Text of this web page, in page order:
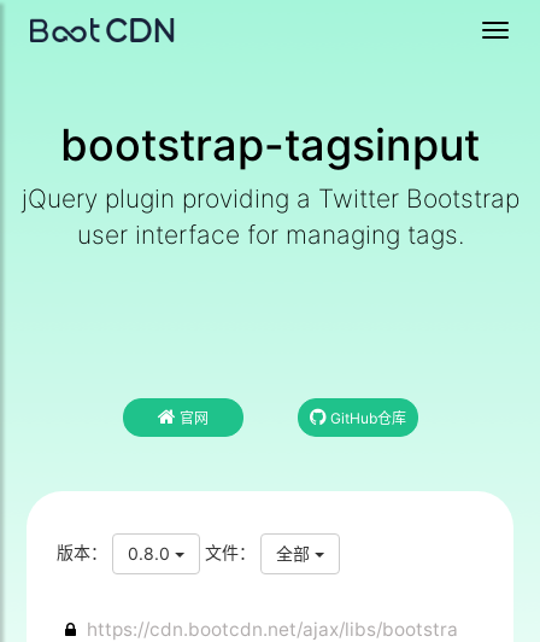
bootstrap-tagsinput
jQuery plugin providing a Twitter Bootstrap
user interface for managing tags.
官网 GitHub仓库
版本： 0.8.0 文件： 全部
https://cdn.bootcdn.net/ajax/libs/bootstra